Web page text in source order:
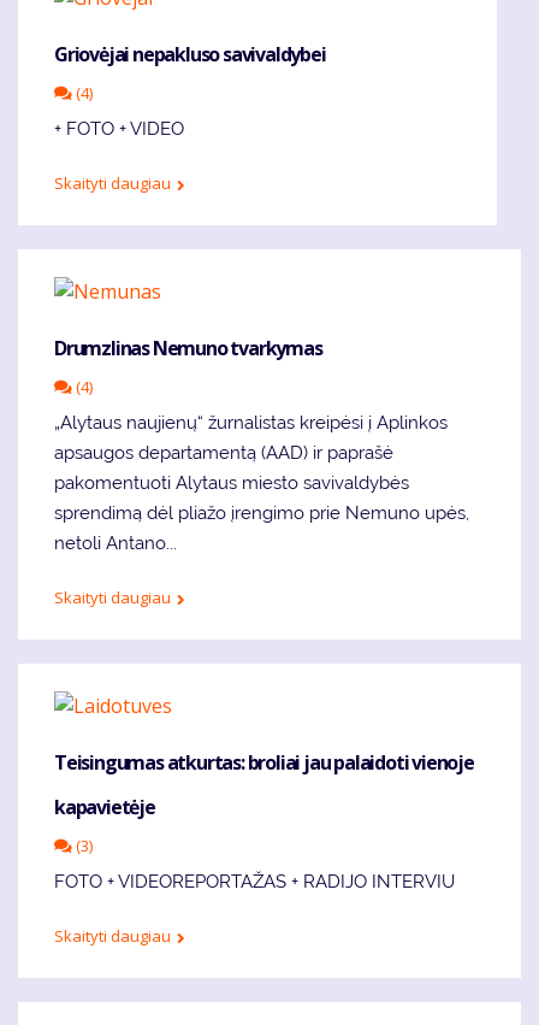
Griovėjai nepakluso savivaldybei
(4)
+ FOTO + VIDEO
Skaityti daugiau
Drumzlinas Nemuno tvarkymas
(4)
„Alytaus naujienų“ žurnalistas kreipėsi į Aplinkos
apsaugos departamentą (AAD) ir paprašė
pakomentuoti Alytaus miesto savivaldybės
sprendimą dėl pliažo įrengimo prie Nemuno upės,
netoli Antano...
Skaityti daugiau
Teisingumas atkurtas: broliai jau palaidoti vienoje
kapavietėje
(3)
FOTO + VIDEOREPORTAŽAS + RADIJO INTERVIU
Skaityti daugiau